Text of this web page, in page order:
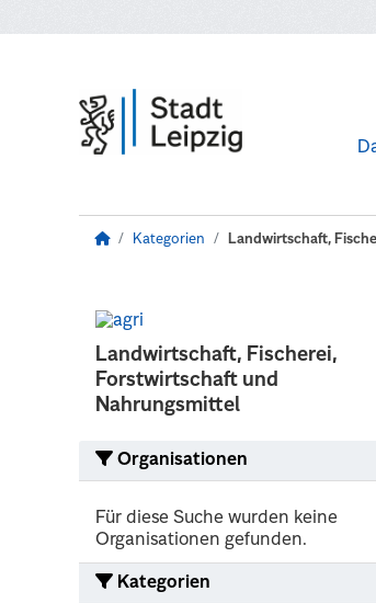
Kategorien Landwirtschaft,
Landwirtschaft, Fischerei,
Forstwirtschaft und
Nahrungsmittel
Organisationen
Für diese Suche wurden keine
Organisationen gefunden.
Kategorien